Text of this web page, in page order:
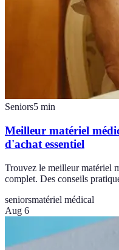
Seniors5 min
Meilleur matériel
d'achat essentiel
Trouvez le meilleur matériel
complet. Des conseils
seniorsmatériel médical
Aug 6